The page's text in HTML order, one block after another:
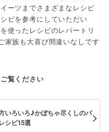
ーツまでさまざまなレシピ
ピを参考にしていただい
使ったレシピのレパートリ
家族も大喜び間違いなしです
覧ください
いろいろ♪かぼちゃ尽くしのパ
シピ15選